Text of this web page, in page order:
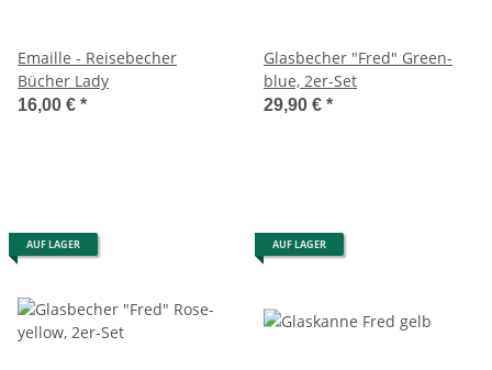
Emaille - Reisebecher
Bücher Lady
16,00 € *
Glasbecher "Fred" Green-
blue, 2er-Set
29,90 € *
AUF LAGER AUF LAGER